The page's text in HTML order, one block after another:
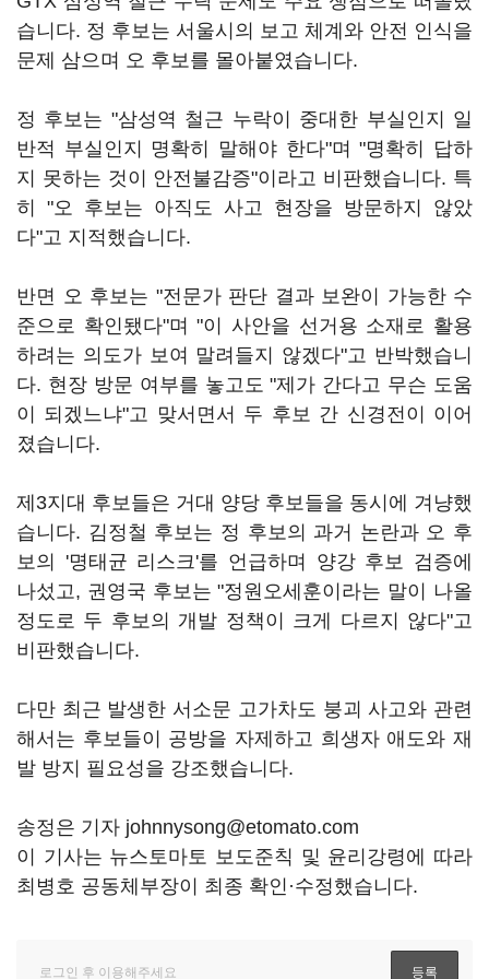
습니다. 정 후보는 서울시의 보고 체계와 안전 인식을
문제 삼으며 오 후보를 몰아붙였습니다.
정 후보는 "삼성역 철근 누락이 중대한 부실인지 일
반적 부실인지 명확히 말해야 한다"며 "명확히 답하
지 못하는 것이 안전불감증"이라고 비판했습니다. 특
히 "오 후보는 아직도 사고 현장을 방문하지 않았
다"고 지적했습니다.
반면 오 후보는 "전문가 판단 결과 보완이 가능한 수
준으로 확인됐다"며 "이 사안을 선거용 소재로 활용
하려는 의도가 보여 말려들지 않겠다"고 반박했습니
다. 현장 방문 여부를 놓고도 "제가 간다고 무슨 도움
이 되겠느냐"고 맞서면서 두 후보 간 신경전이 이어
졌습니다.
제3지대 후보들은 거대 양당 후보들을 동시에 겨냥했
습니다. 김정철 후보는 정 후보의 과거 논란과 오 후
보의 '명태균 리스크'를 언급하며 양강 후보 검증에
나섰고, 권영국 후보는 "정원오세훈이라는 말이 나올
정도로 두 후보의 개발 정책이 크게 다르지 않다"고
비판했습니다.
다만 최근 발생한 서소문 고가차도 붕괴 사고와 관련
해서는 후보들이 공방을 자제하고 희생자 애도와 재
발 방지 필요성을 강조했습니다.
송정은 기자 johnnysong@etomato.com
이 기사는 뉴스토마토 보도준칙 및 윤리강령에 따라
최병호 공동체부장이 최종 확인·수정했습니다.